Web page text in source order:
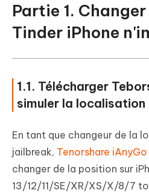
Partie 1.
Tinder iPhone
1.1. Télécharger
simuler la localisation
En tant que changeur de la
jailbreak, Tenorshare iAnyGo
changer de la position sur
13/12/11/SE/XR/XS/X/8/7